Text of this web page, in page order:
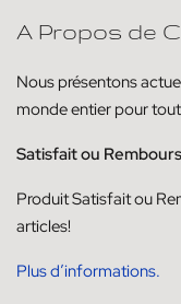
A Propos de
Nous présentons
monde entier pour
Satisfait ou
ProduitSatisfait ou
articles!
Plus d’informations.